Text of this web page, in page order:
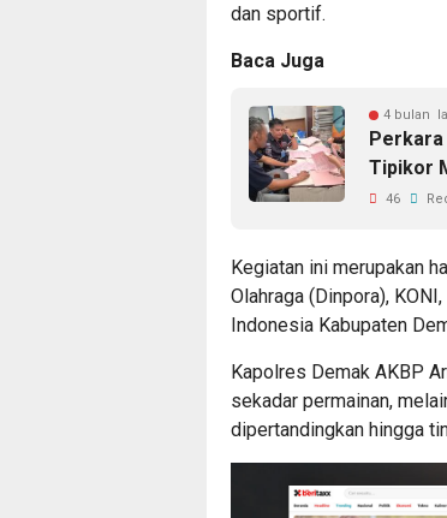
dan sportif.
Baca Juga
4 bulan
Perkara
Tipikor
46
Kegiatan ini merupakan
Olahraga (Dinpora),
Indonesia Kabupaten
Kapolres Demak AKBP
sekadar permainan,
dipertandingkan hingga